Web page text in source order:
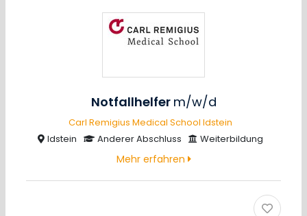
Notfallhelfer m/w/d
Carl Remigius Medical School Idstein
Idstein
Anderer Abschluss Weiterbildung
Mehr erfahren